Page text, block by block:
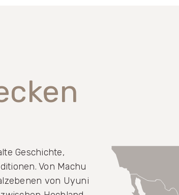
Geschichte,
Von Machu
von Uyuni